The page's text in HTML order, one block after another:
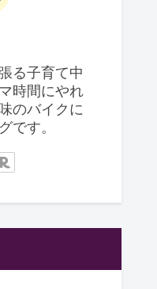
る子育て中
時間にやれ
のバイクに
です。